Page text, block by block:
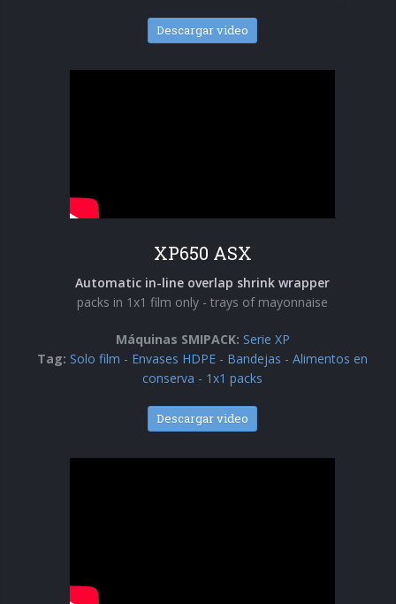
Descargar video
XP650 ASX
Automatic in-line overlap shrink wrapper
packs in 1x1 film only - trays of mayonnaise
Máquinas SMIPACK: Serie XP
Tag: Solo film - Envases HDPE - Bandejas - Alimentos en
conserva - 1x1 packs
Descargar video